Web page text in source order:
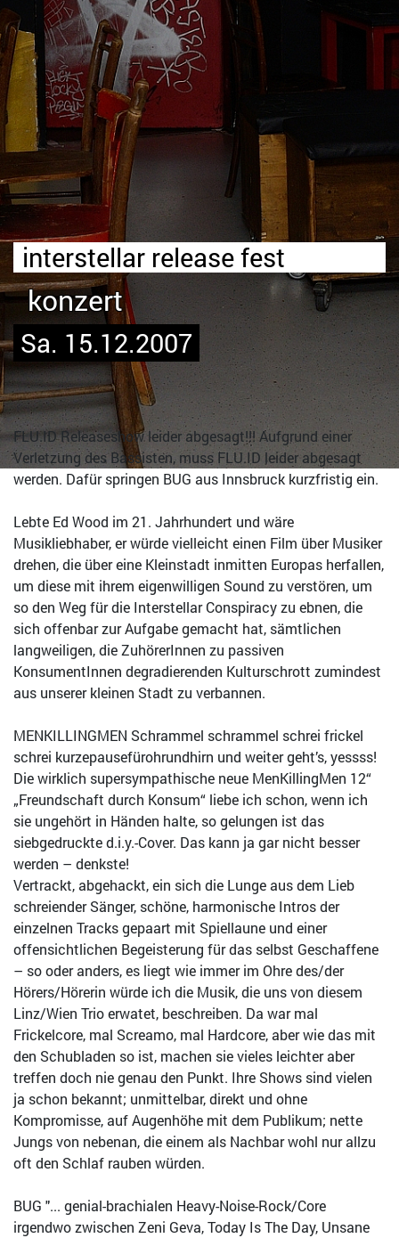
interstellar release fest
konzert
Sa. 15.12.2007
FLU.ID Releaseshow leider abgesagt!!! Aufgrund einer
Verletzung des Bassisten, muss FLU.ID leider abgesagt
werden. Dafür springen BUG aus Innsbruck kurzfristig ein.
Lebte Ed Wood im 21. Jahrhundert und wäre
Musikliebhaber, er würde vielleicht einen Film über Musiker
drehen, die über eine Kleinstadt inmitten Europas herfallen,
um diese mit ihrem eigenwilligen Sound zu verstören, um
so den Weg für die Interstellar Conspiracy zu ebnen, die
sich offenbar zur Aufgabe gemacht hat, sämtlichen
langweiligen, die ZuhörerInnen zu passiven
KonsumentInnen degradierenden Kulturschrott zumindest
aus unserer kleinen Stadt zu verbannen.
MENKILLINGMEN Schrammel schrammel schrei frickel
schrei kurzepausefürohrundhirn und weiter geht’s, yessss!
Die wirklich supersympathische neue MenKillingMen 12“
„Freundschaft durch Konsum“ liebe ich schon, wenn ich
sie ungehört in Händen halte, so gelungen ist das
siebgedruckte d.i.y.-Cover. Das kann ja gar nicht besser
werden – denkste!
Vertrackt, abgehackt, ein sich die Lunge aus dem Lieb
schreiender Sänger, schöne, harmonische Intros der
einzelnen Tracks gepaart mit Spiellaune und einer
offensichtlichen Begeisterung für das selbst Geschaffene
– so oder anders, es liegt wie immer im Ohre des/der
Hörers/Hörerin würde ich die Musik, die uns von diesem
Linz/Wien Trio erwatet, beschreiben. Da war mal
Frickelcore, mal Screamo, mal Hardcore, aber wie das mit
den Schubladen so ist, machen sie vieles leichter aber
treffen doch nie genau den Punkt. Ihre Shows sind vielen
ja schon bekannt; unmittelbar, direkt und ohne
Kompromisse, auf Augenhöhe mit dem Publikum; nette
Jungs von nebenan, die einem als Nachbar wohl nur allzu
oft den Schlaf rauben würden.
BUG "... genial-brachialen Heavy-Noise-Rock/Core
irgendwo zwischen Zeni Geva, Today Is The Day, Unsane